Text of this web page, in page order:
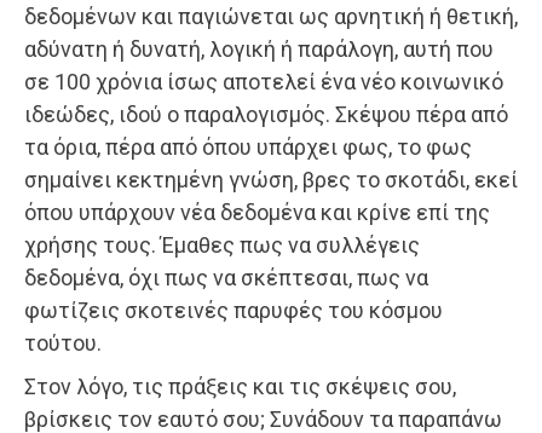
δεδομένων και παγιώνεται ως αρνητική ή θετική,
αδύνατη ή δυνατή, λογική ή παράλογη, αυτή που
σε 100 χρόνια ίσως αποτελεί ένα νέο κοινωνικό
ιδεώδες, ιδού ο παραλογισμός. Σκέψου πέρα από
τα όρια, πέρα από όπου υπάρχει φως, το φως
σημαίνει κεκτημένη γνώση, βρες το σκοτάδι, εκεί
όπου υπάρχουν νέα δεδομένα και κρίνε επί της
χρήσης τους. Έμαθες πως να συλλέγεις
δεδομένα, όχι πως να σκέπτεσαι, πως να
φωτίζεις σκοτεινές παρυφές του κόσμου
τούτου.
Στον λόγο, τις πράξεις και τις σκέψεις σου,
βρίσκεις τον εαυτό σου; Συνάδουν τα παραπάνω